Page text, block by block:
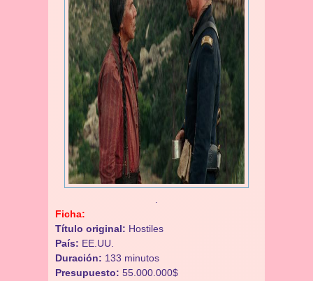
Ficha:
Título original: Hostiles
País: EE.UU.
Duración: 133 minutos
Presupuesto: 55.000.000$